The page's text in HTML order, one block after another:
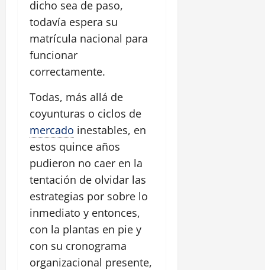
dicho sea de paso,
todavía espera su
matrícula nacional para
funcionar
correctamente.
Todas, más allá de
coyunturas o ciclos de
mercado inestables, en
estos quince años
pudieron no caer en la
tentación de olvidar las
estrategias por sobre lo
inmediato y entonces,
con la plantas en pie y
con su cronograma
organizacional presente,